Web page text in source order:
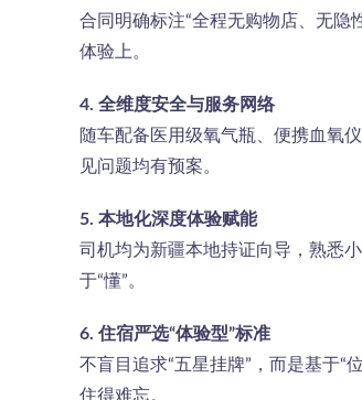
合同明确标注“全程无购物店、无隐
体验上。
4. 全维度安全与服务网络
随车配备医用级氧气瓶、便携血氧
见问题均有预案。
5. 本地化深度体验赋能
司机均为新疆本地持证向导，熟悉
于“懂”。
6. 住宿严选“体验型”标准
不盲目追求“五星挂牌”，而是基于“
住得难忘。